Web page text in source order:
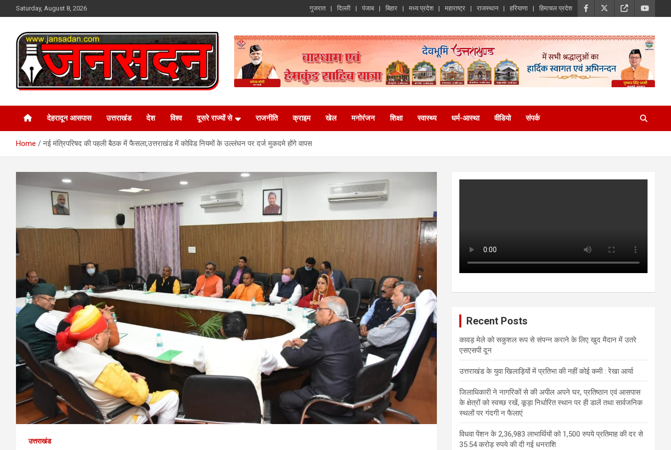
to
Saturday, August 8, 2026 गुजरात दिल्ली पंजाब बिहार मध्य प्रदेश महाराष्ट्र राजस्थान हरियाणा हिमाचल प्रदेश
Jan Sadan
देहरादून आसपास उत्तराखंड देश विश्व दूसरे राज्यों से राजनीति क्राइम खेल मनोरंजन शिक्षा स्वास्थ्य धर्म-आस्था वीडियो संपर्क
Home नई मंत्रिपरिषद की पहली बैठक में फैसला,उत्तराखंड में कोविड नियमों के उल्लंघन पर दर्ज मुकदमे होंगे वापस
उत्तराखंड
Recent Posts
कावड़ मेले को सकुशल रूप से संपन्न कराने के लिए खुद मैदान में उतरे
एसएसपी दून
उत्तराखंड के युवा खिलाड़ियों में प्रतिभा की नहीं कोई कमी : रेखा आर्या
जिलाधिकारी ने नागरिकों से की अपील अपने घर, प्रतिष्ठान एवं आसपास
के क्षेत्रों को स्वच्छ रखें, कूड़ा निर्धारित स्थान पर ही डालें तथा सार्वजनिक
स्थलों पर गंदगी न फैलाएं
विधवा पेंशन के 2,36,983 लाभार्थियों को 1,500 रुपये प्रतिमाह की दर से
35.54 करोड़ रुपये की दी गई धनराशि